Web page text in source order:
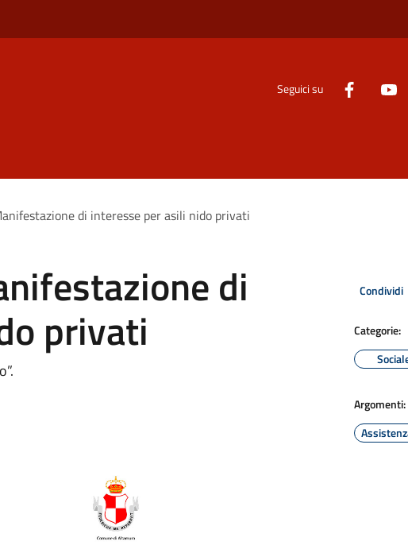
Seguici su
di interesse per asili nido privati
di
privati
Condividi
Categorie:
Argomenti: